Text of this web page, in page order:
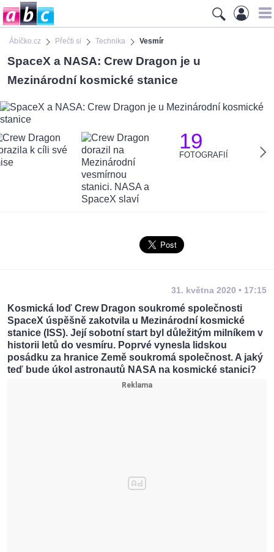
Ábíčko.cz Přečti si Technika Vesmír
SpaceX a NASA: Crew Dragon je u
Mezinárodní kosmické stanice
19
FOTOGRAFIÍ
31. května 2020 • 17:15
Kosmická loď Crew Dragon soukromé společnosti
SpaceX úspěšně zakotvila u Mezinárodní kosmické
stanice (ISS). Její sobotní start byl důležitým milníkem v
historii letů do vesmíru. Poprvé vynesla lidskou
posádku za hranice Země soukromá společnost. A jaký
teď bude úkol astronautů NASA na kosmické stanici?